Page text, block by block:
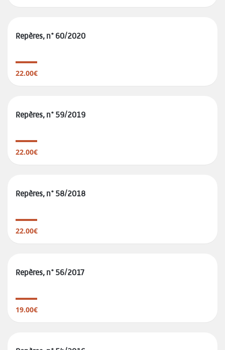
Repères, n° 60/2020
22.00€
Repères, n° 59/2019
22.00€
Repères, n° 58/2018
22.00€
Repères, n° 56/2017
19.00€